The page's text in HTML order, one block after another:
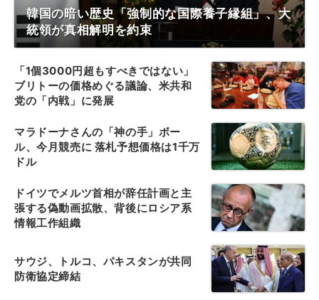
韓国の暗い歴史「強制的な国際養子縁組」、大
統領が真相解明を約束
「1個3000円超もすべきではない」
ブリトーの価格めぐる議論、米共和
党の「内戦」に発展
マラドーナさんの「神の手」ボー
ル、今月競売に 落札予想価格は1千万
ドル
ドイツでメルツ首相が辞任計画と主
張する偽動画拡散、背後にロシア系
情報工作組織
サウジ、トルコ、パキスタンが共同
防衛協定締結